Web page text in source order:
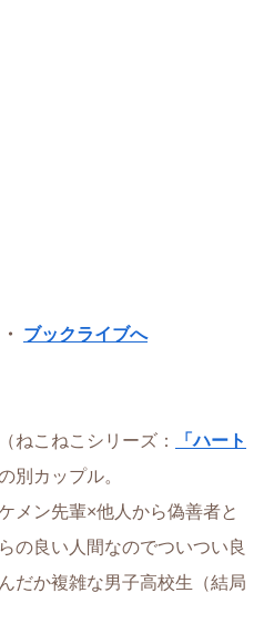
ブックライブへ
ねこねこシリーズ：
「ハート
別カップル。
メン先輩×他人から偽善者と
の良い人間なのでついつい良
だか複雑な男子高校生（結局